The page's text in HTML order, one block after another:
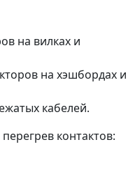
на вилках и
на хэшбордах и
кабелей.
контактов: